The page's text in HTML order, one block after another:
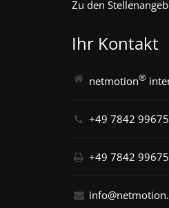
Zu den
Ihr Kontakt
netmotion®
+49 7842
+49 7842